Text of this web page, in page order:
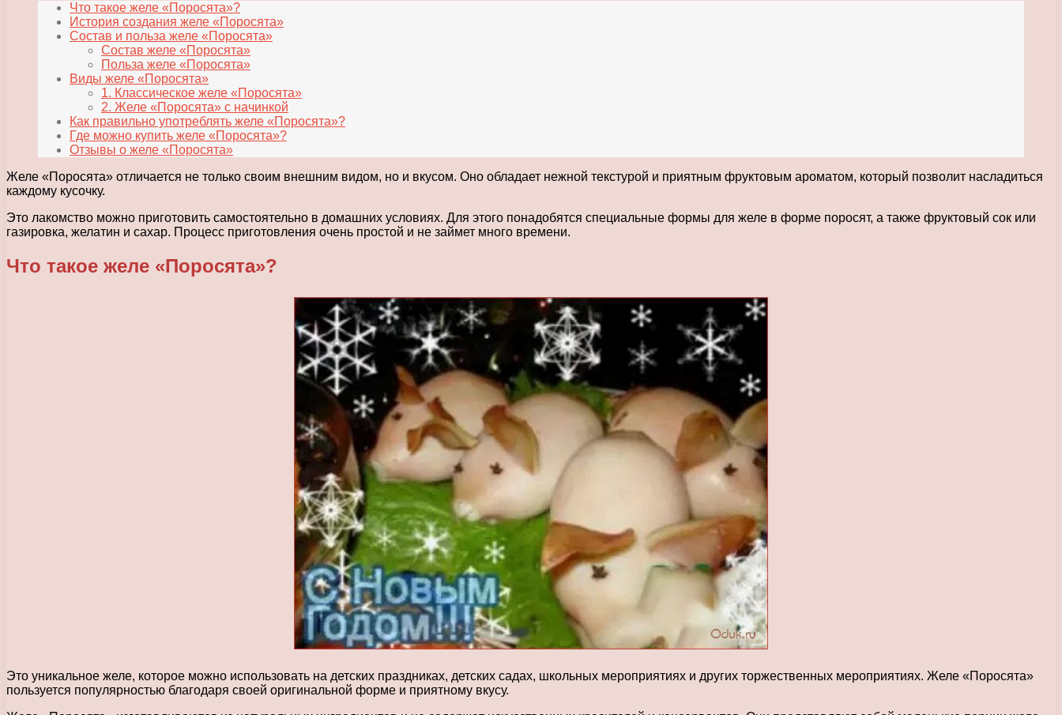
Что такое желе «Поросята»?
История создания желе «Поросята»
Состав и польза желе «Поросята»
Состав желе «Поросята»
Польза желе «Поросята»
Виды желе «Поросята»
1. Классическое желе «Поросята»
2. Желе «Поросята» с начинкой
Как правильно употреблять желе «Поросята»?
Где можно купить желе «Поросята»?
Отзывы о желе «Поросята»
Желе «Поросята» отличается не только своим внешним видом, но и вкусом. Оно обладает нежной текстурой и приятным фруктовым ароматом, который позволит насладиться
каждому кусочку.
Это лакомство можно приготовить самостоятельно в домашних условиях. Для этого понадобятся специальные формы для желе в форме поросят, а также фруктовый сок или
газировка, желатин и сахар. Процесс приготовления очень простой и не займет много времени.
Что такое желе «Поросята»?
Это уникальное желе, которое можно использовать на детских праздниках, детских садах, школьных мероприятиях и других торжественных мероприятиях. Желе «Поросята»
пользуется популярностью благодаря своей оригинальной форме и приятному вкусу.